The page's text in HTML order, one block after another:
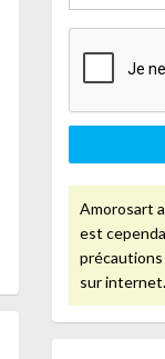
Amorosart
est
précautions
sur internet.